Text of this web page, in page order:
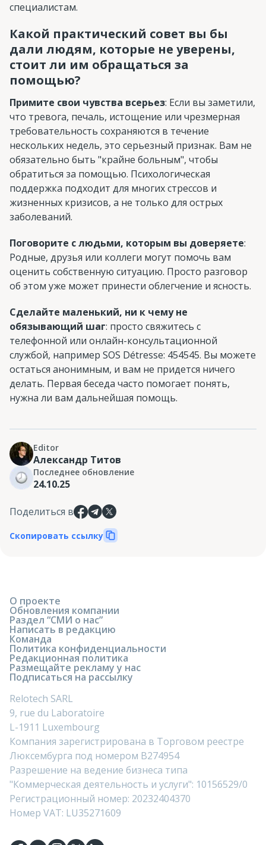
специалистам.
Какой практический совет вы бы
дали людям, которые не уверены,
стоит ли им обращаться за
помощью?
Примите свои чувства всерьез: Если вы заметили,
что тревога, печаль, истощение или чрезмерная
требовательность сохраняются в течение
нескольких недель, это серьезный признак. Вам не
обязательно быть "крайне больным", чтобы
обратиться за помощью. Психологическая
поддержка подходит для многих стрессов и
жизненных кризисов, а не только для острых
заболеваний.
Поговорите с людьми, которым вы доверяете:
Родные, друзья или коллеги могут помочь вам
оценить собственную ситуацию. Просто разговор
об этом уже может принести облегчение и ясность.
Сделайте маленький, ни к чему не
обязывающий шаг: просто свяжитесь с
телефонной или онлайн-консультационной
службой, например SOS Détresse: 454545. Вы можете
остаться анонимным, и вам не придется ничего
делать. Первая беседа часто помогает понять,
нужна ли вам дальнейшая помощь.
Editor
Александр Титов
Последнее обновление
24.10.25
Поделиться в
Скопировать ссылку
О проекте
Обновления компании
Раздел “СМИ о нас”
Написать в редакцию
Команда
Политика конфиденциальности
Редакционная политика
Размещайте рекламу у нас
Подписаться на рассылку
Relotech SARL
9, rue du Laboratoire
L-1911 Luxembourg
Компания зарегистрирована в Торговом реестре
Люксембурга под номером B274954
Разрешение на ведение бизнеса типа
"Коммерческая деятельность и услуги": 10156529/0
Регистрационный номер: 20232404370
Номер VAT: LU35271609